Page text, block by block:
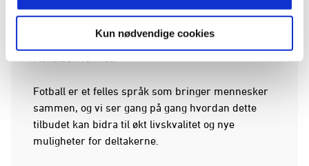
Kun nødvendige cookies
plass i det tradisjonelle fotballsystemet, men
ferdigheter, skape vennskap og bli bedre integrert
Fotball er et felles språk som bringer mennesker
sammen, og vi ser gang på gang hvordan dette
tilbudet kan bidra til økt livskvalitet og nye
muligheter for deltakerne.